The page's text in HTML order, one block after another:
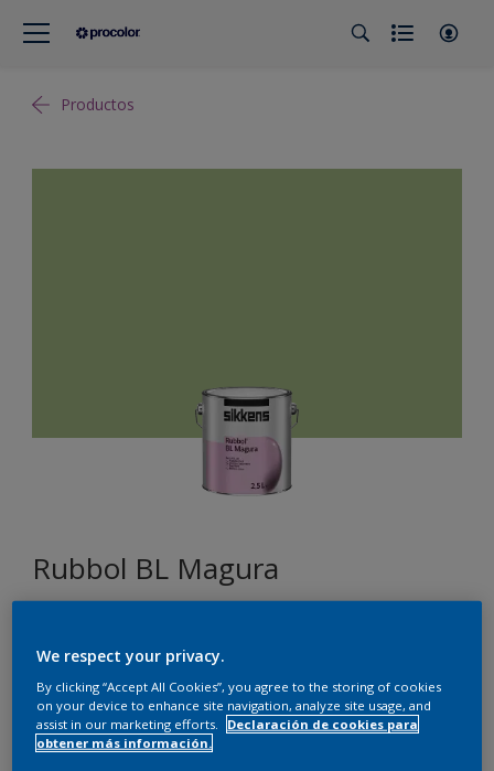
Productos
Rubbol BL Magura
Tamaño
We respect your privacy.
By clicking “Accept All Cookies”, you agree to the storing of cookies
on your device to enhance site navigation, analyze site usage, and
assist in our marketing efforts.
Declaración de cookies para
obtener más información.